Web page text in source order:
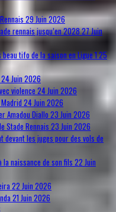
29 Juin 2026
rennais jusqu’en 202827 Juin
tifo de la saison en Ligue 125
24 Juin 2026
violence24 Juin 2026
24 Juin 2026
Amadou Diallo 23 Juin 2026
Stade Rennais 23 Juin 2026
devant les juges pour des vols de
naissance de son fils 22 Juin
22 Juin 2026
21 Juin 2026